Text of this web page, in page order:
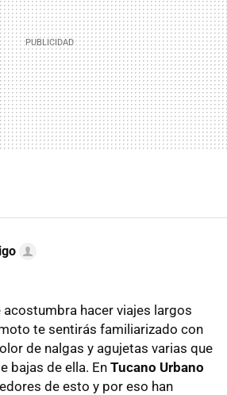
acostumbra hacer viajes largos
te sentirás familiarizado con
de nalgas y agujetas varias que
bajas de ella. En Tucano Urbano
de esto y por eso han